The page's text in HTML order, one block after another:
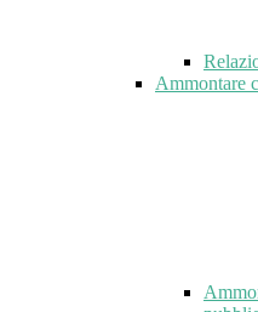
Ammontare